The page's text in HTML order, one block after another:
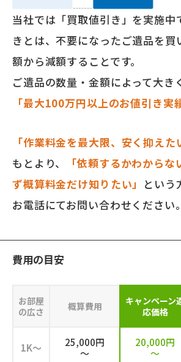
当社では「買取値引き」を実施中
きとは、不要になったご遺品を買
額から減額することです。
ご遺品の数量・金額によって大き
「最大100万円以上のお値引き実績
「作業料金を最大限、安く抑えた
もとより、
「依頼するかわから
ず概算料金だけ知りたい」 という
お電話にてお問い合わせください。
費⽤の⽬安
お部屋
の広さ
概算費用 キャンペーン
応価格
1K～
25,000円
～
20,000円
～